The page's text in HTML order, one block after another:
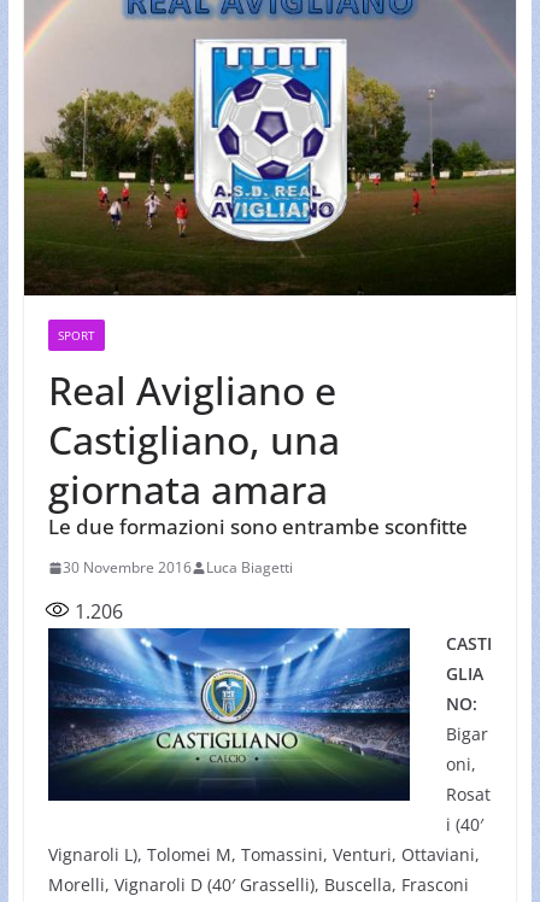
SPORT
Real Avigliano e
Castigliano, una
giornata amara
Le due formazioni sono entrambe sconfitte
30 Novembre 2016 Luca Biagetti
1.206
CASTI
GLIA
NO:
Bigar
oni,
Rosat
i (40′
Vignaroli L), Tolomei M, Tomassini, Venturi, Ottaviani,
Morelli, Vignaroli D (40′ Grasselli), Buscella, Frasconi